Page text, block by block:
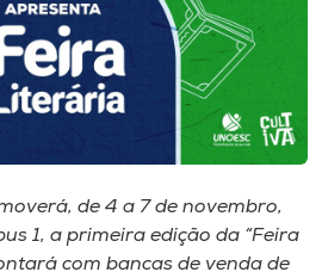
de 4 a 7 de novembro,
1, a primeira edição da “Feira
com bancas de venda de